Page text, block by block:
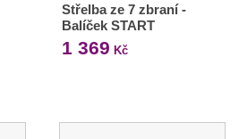
Střelba ze 7 zbraní -
Balíček START
1 369 Kč